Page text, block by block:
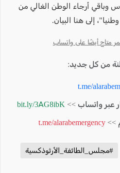
وباقي أرجاء الوطن الغالي من
إلى هنا البيان.
متاح أيضًا على واتساب
من كل جديد:
t.me/
عبر واتساب >> bit.ly/3AG8ibK
>>
t.me/alarabemergency
#مجلس_الطائفة_الأرثوذكسية